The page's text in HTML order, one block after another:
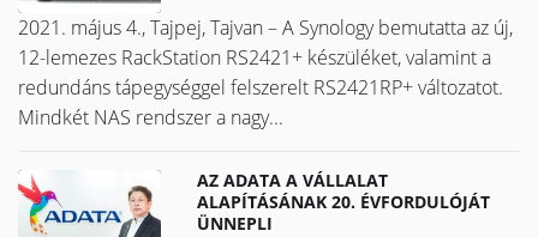
2021. május 4., Tajpej, Tajvan – A Synology bemutatta az új,
12-lemezes RackStation RS2421+ készüléket, valamint a
redundáns tápegységgel felszerelt RS2421RP+ változatot.
Mindkét NAS rendszer a nagy...
AZ ADATA A VÁLLALAT
ALAPÍTÁSÁNAK 20. ÉVFORDULÓJÁT
ÜNNEPLI